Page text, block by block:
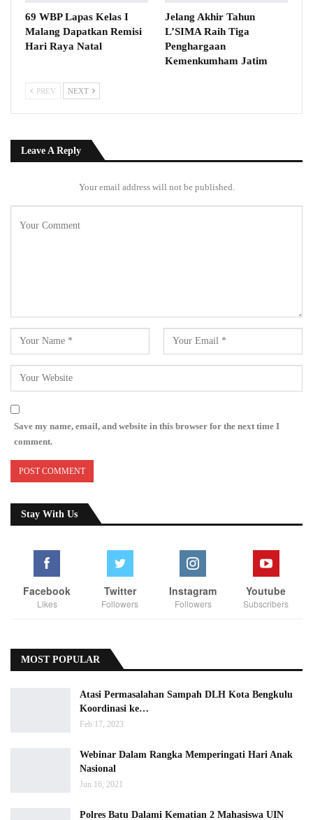
69 WBP Lapas Kelas I
Malang Dapatkan Remisi
Hari Raya Natal
Jelang Akhir Tahun
L’SIMA Raih Tiga
Penghargaan
Kemenkumham Jatim
PREV NEXT
Leave A Reply
Your email address will not be published.
Save my name, email, and website in this browser for the next time I
comment.
Stay With Us
Facebook
Likes
Twitter
Followers
Instagram
Followers
Youtube
Subscribers
MOST POPULAR
Atasi Permasalahan Sampah DLH Kota Bengkulu
Koordinasi ke…
Feb 17, 2023
Webinar Dalam Rangka Memperingati Hari Anak
Nasional
Jun 16, 2021
Polres Batu Dalami Kematian 2 Mahasiswa UIN